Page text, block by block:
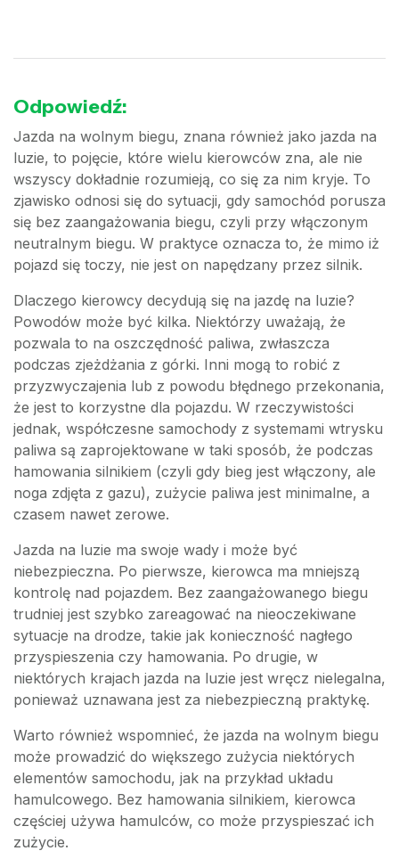
Odpowiedź:
Jazda na wolnym biegu, znana również jako jazda na
luzie, to pojęcie, które wielu kierowców zna, ale nie
wszyscy dokładnie rozumieją, co się za nim kryje. To
zjawisko odnosi się do sytuacji, gdy samochód porusza
się bez zaangażowania biegu, czyli przy włączonym
neutralnym biegu. W praktyce oznacza to, że mimo iż
pojazd się toczy, nie jest on napędzany przez silnik.
Dlaczego kierowcy decydują się na jazdę na luzie?
Powodów może być kilka. Niektórzy uważają, że
pozwala to na oszczędność paliwa, zwłaszcza
podczas zjeżdżania z górki. Inni mogą to robić z
przyzwyczajenia lub z powodu błędnego przekonania,
że jest to korzystne dla pojazdu. W rzeczywistości
jednak, współczesne samochody z systemami wtrysku
paliwa są zaprojektowane w taki sposób, że podczas
hamowania silnikiem (czyli gdy bieg jest włączony, ale
noga zdjęta z gazu), zużycie paliwa jest minimalne, a
czasem nawet zerowe.
Jazda na luzie ma swoje wady i może być
niebezpieczna. Po pierwsze, kierowca ma mniejszą
kontrolę nad pojazdem. Bez zaangażowanego biegu
trudniej jest szybko zareagować na nieoczekiwane
sytuacje na drodze, takie jak konieczność nagłego
przyspieszenia czy hamowania. Po drugie, w
niektórych krajach jazda na luzie jest wręcz nielegalna,
ponieważ uznawana jest za niebezpieczną praktykę.
Warto również wspomnieć, że jazda na wolnym biegu
może prowadzić do większego zużycia niektórych
elementów samochodu, jak na przykład układu
hamulcowego. Bez hamowania silnikiem, kierowca
częściej używa hamulców, co może przyspieszać ich
zużycie.